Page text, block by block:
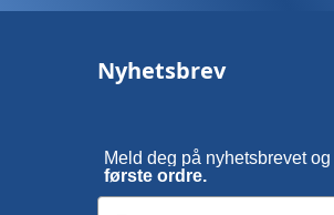
Nyhetsbrev
Meld deg på nyhetsbrevet og
første ordre.